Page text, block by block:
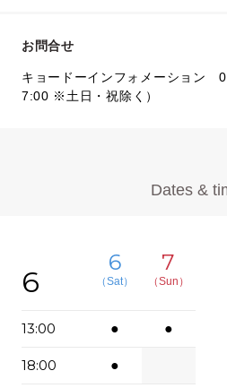
お問合せ
キョードーインフォメーション
7:00 ※土日・祝除く）
Dates &
6
6
（Sat）
7
（Sun）
13:00 ● ●
18:00 ●